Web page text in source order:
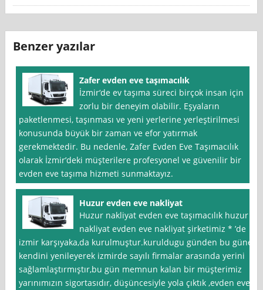
Benzer yazılar
Zafer evden eve taşımacılık
İzmir‘de ev taşıma süreci birçok insan için
zorlu bir deneyim olabilir. Eşyaların
paketlenmesi, taşınması ve yeni yerlerine yerleştirilmesi
konusunda büyük bir zaman ve efor yatırmak
gerekmektedir. Bu nedenle, Zafer Evden Eve Taşımacılık
olarak İzmir’deki müşterilere profesyonel ve güvenilir bir
evden eve taşıma hizmeti sunmaktayız.
Huzur evden eve nakliyat
Huzur nakliyat evden eve taşımacılık huzur
nakliyat evden eve nakliyat şirketimiz * ’de
izmir karşıyaka,da kurulmuştur.kuruldugu günden bu güne
kendini yenileyerek izmirde sayılı firmalar arasında yerini
sağlamlaştırmıştır,bu gün memnun kalan bir müşterimiz
yarınımızın sigortasıdır, düşüncesiyle yola çıktık ,evden eve